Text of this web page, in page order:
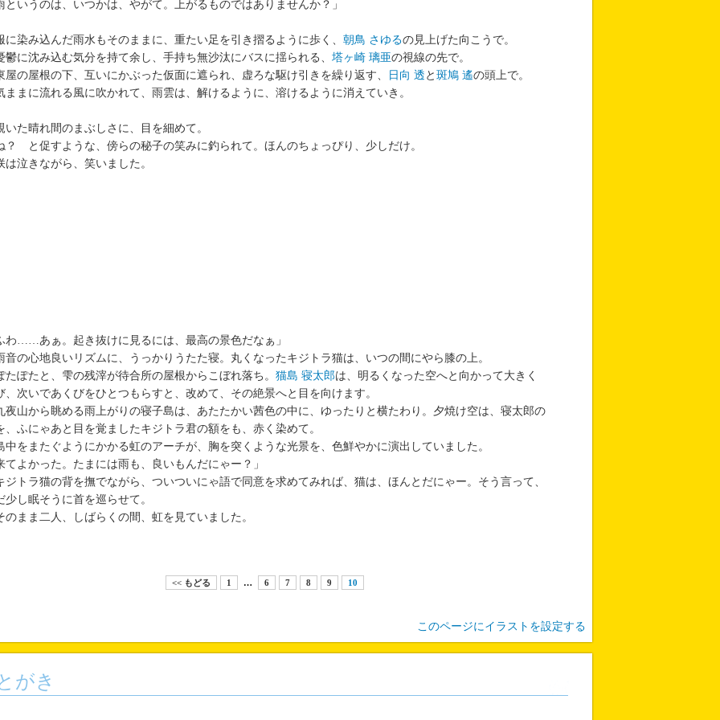
というのは、いつかは、やがて。上がるものではありませんか？」
染み込んだ雨水もそのままに、重たい足を引き摺るように歩く、 朝鳥 さゆるの見上げた向こうで。
に沈み込む気分を持て余し、手持ち無沙汰にバスに揺られる、 塔ヶ崎 璃亜の視線の先で。
の屋根の下、互いにかぶった仮面に遮られ、虚ろな駆け引きを繰り返す、
日向 透 と 斑鳩 遙の頭上で。
まに流れる風に吹かれて、雨雲は、解けるように、溶けるように消えていき。
た晴れ間のまぶしさに、目を細めて。
と促すような、傍らの秘子の笑みに釣られて。ほんのちょっぴり、少しだけ。
泣きながら、笑いました。
わ……あぁ。起き抜けに見るには、最高の景色だなぁ」
の心地良いリズムに、うっかりうたた寝。丸くなったキジトラ猫は、いつの間にやら膝の上。
ぽたと、雫の残滓が待合所の屋根からこぼれ落ち。 猫島 寝太郎は、明るくなった空へと向かって大きく
、次いであくびをひとつもらすと、改めて、その絶景へと目を向けます。
山から眺める雨上がりの寝子島は、あたたかい茜色の中に、ゆったりと横たわり。夕焼け空は、寝太郎の
、ふにゃあと目を覚ましたキジトラ君の額をも、赤く染めて。
をまたぐようにかかる虹のアーチが、胸を突くような光景を、色鮮やかに演出していました。
てよかった。たまには雨も、良いもんだにゃー？」
トラ猫の背を撫でながら、ついついにゃ語で同意を求めてみれば、猫は、ほんとだにゃー。そう言って、
少し眠そうに首を巡らせて。
まま二人、しばらくの間、虹を見ていました。
<< もどる 1 … 6 7 8 9 10
このページにイラストを設定する
がき